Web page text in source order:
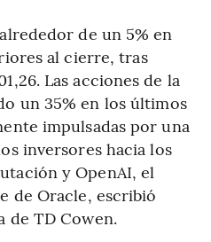
de un 5% en
al cierre, tras
Las acciones de la
un 35% en los últimos
impulsadas por una
inversores hacia los
y OpenAI, el
de Oracle, escribió
de TD Cowen.